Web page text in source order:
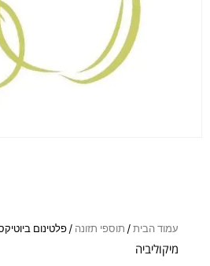
עמוד הבית/ תוספי תזונה / פלטינום
מיקוליביה